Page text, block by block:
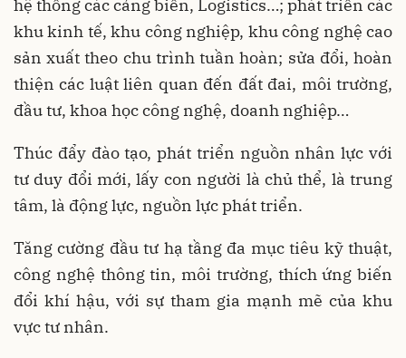
hệ thống các cảng biển, Logistics…; phát triển các
khu kinh tế, khu công nghiệp, khu công nghệ cao
sản xuất theo chu trình tuần hoàn; sửa đổi, hoàn
thiện các luật liên quan đến đất đai, môi trường,
đầu tư, khoa học công nghệ, doanh nghiệp…
Thúc đẩy đào tạo, phát triển nguồn nhân lực với
tư duy đổi mới, lấy con người là chủ thể, là trung
tâm, là động lực, nguồn lực phát triển.
Tăng cường đầu tư hạ tầng đa mục tiêu kỹ thuật,
công nghệ thông tin, môi trường, thích ứng biến
đổi khí hậu, với sự tham gia mạnh mẽ của khu
vực tư nhân.